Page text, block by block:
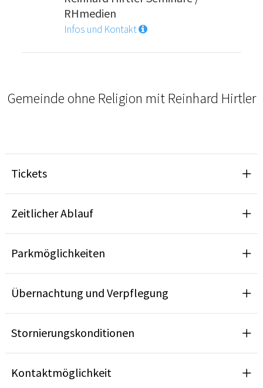
RHmedien
Infos und Kontakt
Gemeinde ohne Religion mit Reinhard Hirtler
Tickets
Zeitlicher Ablauf
Parkmöglichkeiten
Übernachtung und Verpflegung
Stornierungskonditionen
Kontaktmöglichkeit